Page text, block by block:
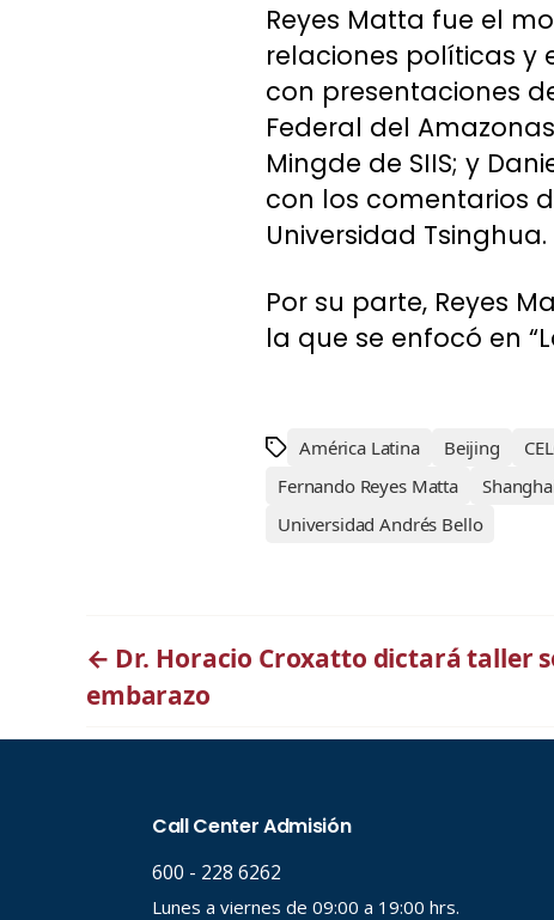
Reyes Matta fue el
relaciones políticas y
con presentaciones
Federal del
Mingde de SIIS; y
con los comentarios
Universidad Tsinghua.
Por su parte, Reyes
la que se enfocó en
América Latina Beijing
Fernando Reyes Matta
Universidad Andrés Bello
← Dr. Horacio Croxatto dictará taller
embarazo